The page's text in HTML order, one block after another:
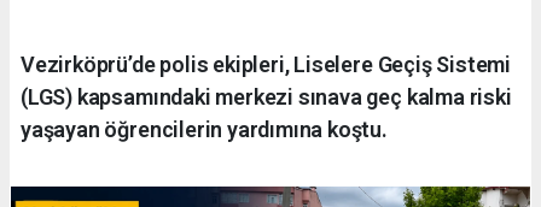
Vezirköprü’de polis ekipleri, Liselere Geçiş Sistemi
(LGS) kapsamındaki merkezi sınava geç kalma riski
yaşayan öğrencilerin yardımına koştu.